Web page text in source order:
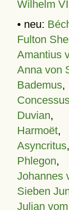
Wilhelm
• neu:
Fulton
Amantius
Anna von
Bademus,
Duvian,
Harmoët,
Asyncritus,
Phlegon,
Johannes
Sieben
Julian